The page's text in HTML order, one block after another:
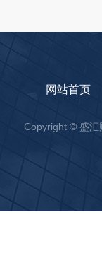
网站首页
Copyright © 盛